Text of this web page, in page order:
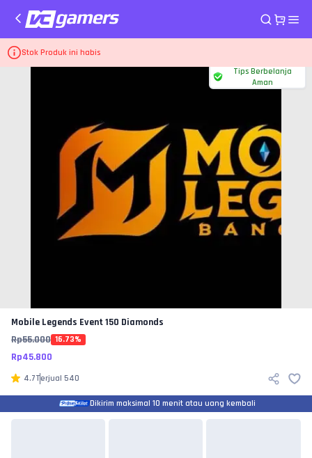
Stok Produk ini habis
Home Top Up Game Mobile Legends
Tips Berbelanja
Aman
Mobile Legends Event 150 Diamonds
Rp55.000 16.73%
Rp45.800
4.7Terjual 540
Dikirim maksimal 10 menit atau uang kembali